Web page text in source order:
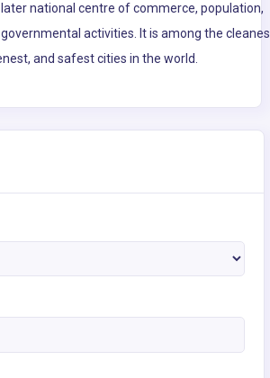
national centre of commerce, population,
activities. It is among the
and safest cities in the world.